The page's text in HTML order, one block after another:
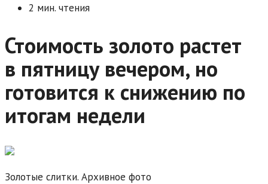
2 мин. чтения
Стоимость золото растет
в пятницу вечером, но
готовится к снижению по
итогам недели
Золотые слитки. Архивное фото